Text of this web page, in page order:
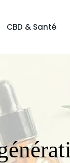
CBD & Santé